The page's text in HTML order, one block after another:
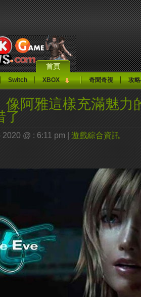
首頁
Switch XBOX 奇聞奇視 攻
像阿雅這樣充滿魅力
了
@ : 6:11 pm | 遊戲綜合資訊